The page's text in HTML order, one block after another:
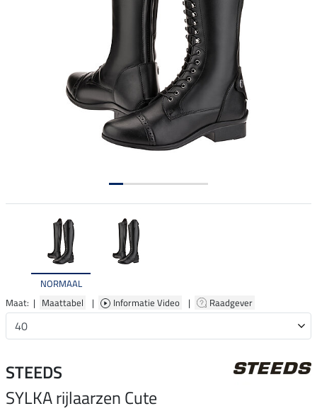
NORMAAL
Maat: | Maattabel | Informatie Video | Raadgever
STEEDS
SYLKA rijlaarzen Cute